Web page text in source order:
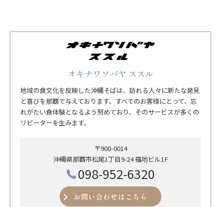
オキナワソバヤ ススル
地域の食文化を反映した沖縄そばは、訪れる人々に新たな発見
と喜びを那覇で与えております。すべてのお客様にとって、忘
れがたい食体験となるよう努めており、そのサービスが多くの
リピーターを生みます。
〒900-0014
沖縄県那覇市松尾1丁目9-24 福地ビル1F
098-952-6320
お問い合わせはこちら